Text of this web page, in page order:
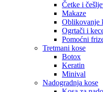
Četke i
Makaze
Oblikovanje
Ogrtači i
Pomoćni
Tretmani kose
Botox
Keratin
Minival
Nadogradnja kose